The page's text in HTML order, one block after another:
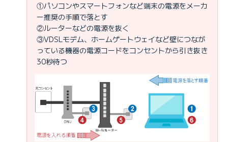
①パソコンやスマートフォンなど端末の電源をメーカ
ー推奨の手順で落とす
②ルーターなどの電源を抜く
③VDSLモデム、ホームゲートウェイなど壁につなが
っている機器の電源コードをコンセントから引き抜き
30秒待つ